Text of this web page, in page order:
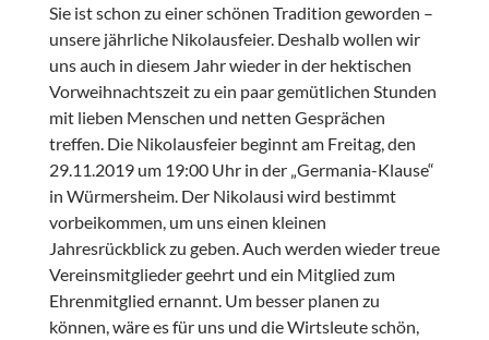
Sie ist schon zu einer schönen Tradition geworden –
unsere jährliche Nikolausfeier. Deshalb wollen wir
uns auch in diesem Jahr wieder in der hektischen
Vorweihnachtszeit zu ein paar gemütlichen Stunden
mit lieben Menschen und netten Gesprächen
treffen. Die Nikolausfeier beginnt am Freitag, den
29.11.2019 um 19:00 Uhr in der „Germania-Klause“
in Würmersheim. Der Nikolausi wird bestimmt
vorbeikommen, um uns einen kleinen
Jahresrückblick zu geben. Auch werden wieder treue
Vereinsmitglieder geehrt und ein Mitglied zum
Ehrenmitglied ernannt. Um besser planen zu
können, wäre es für uns und die Wirtsleute schön,